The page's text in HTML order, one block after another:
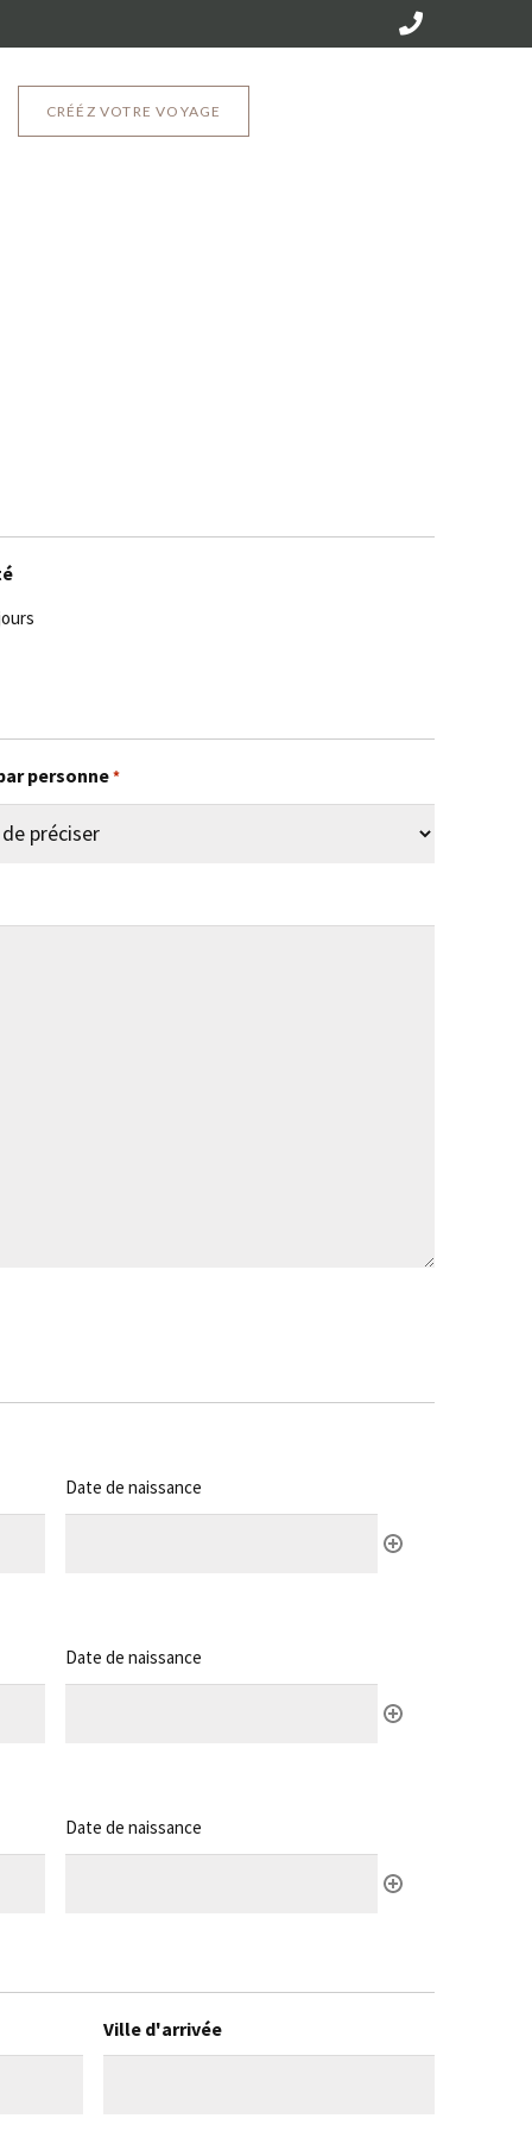
CRÉÉZ VOTRE VOYAGE
personne*
Date de naissance
Date de naissance
Date de naissance
Ville d'arrivée